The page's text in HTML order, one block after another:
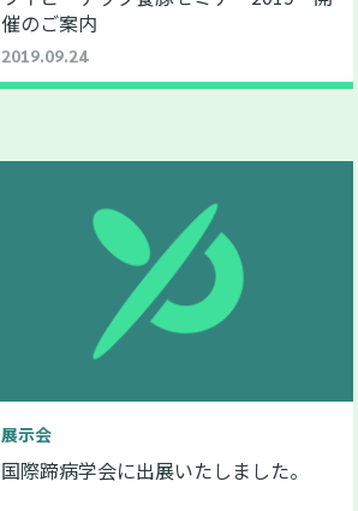
催のご案内
2019.09.24
展示会
国際蹄病学会に出展いたしました。